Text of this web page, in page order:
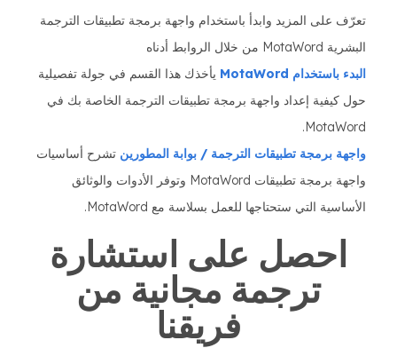
تعرّف على المزيد وابدأ باستخدام واجهة برمجة تطبيقات الترجمة
البشرية MotaWord من خلال الروابط أدناه
البدء باستخدام MotaWord
يأخذك هذا القسم في جولة تفصيلية
حول كيفية إعداد واجهة برمجة تطبيقات الترجمة الخاصة بك في
MotaWord.
واجهة برمجة تطبيقات الترجمة / بوابة المطورين تشرح أساسيات
واجهة برمجة تطبيقات MotaWord وتوفر الأدوات والوثائق
الأساسية التي ستحتاجها للعمل بسلاسة مع MotaWord.
احصل على استشارة
ترجمة مجانية من
فريقنا